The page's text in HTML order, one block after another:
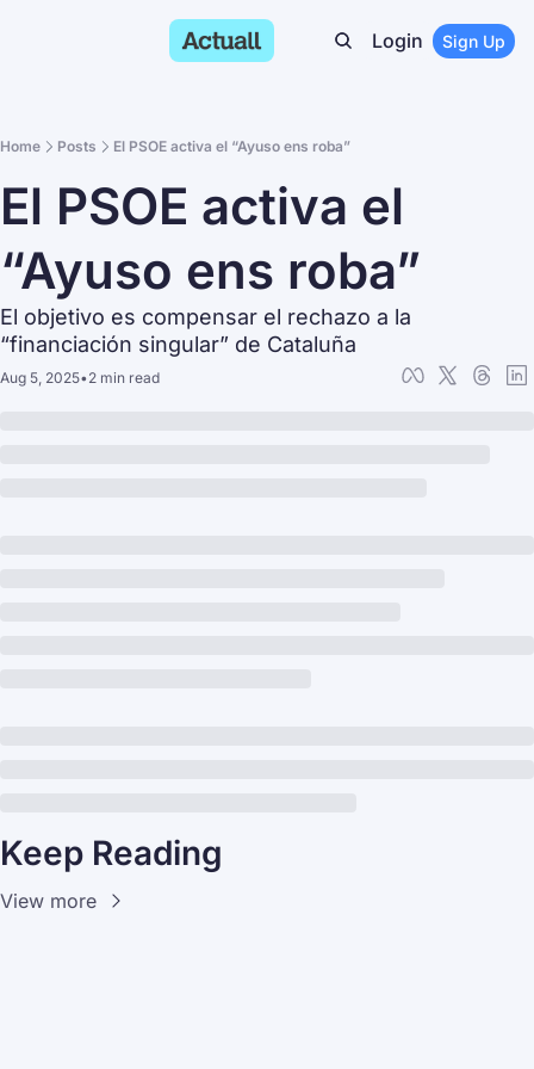
Login Sign Up
Home Posts El PSOE activa el “Ayuso ens roba”
El PSOE activa el
“Ayuso ens roba”
El objetivo es compensar el rechazo a la
“financiación singular” de Cataluña
Aug 5, 2025•2 min read
Keep Reading
View more